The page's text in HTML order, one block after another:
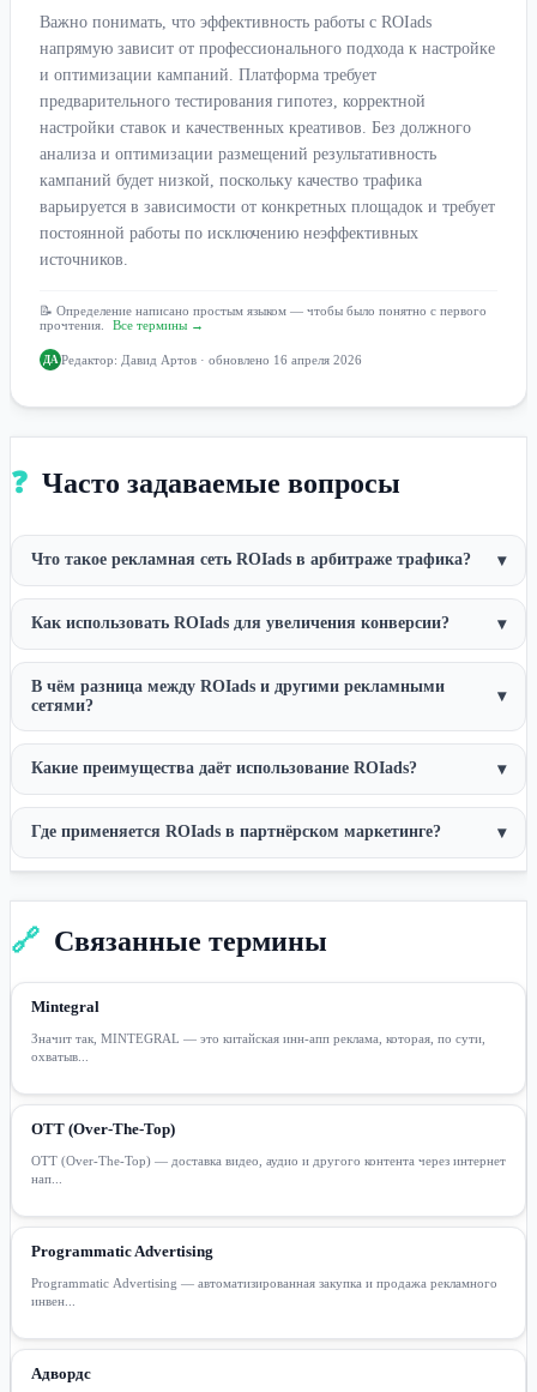
Важно понимать, что эффективность работы с ROIads
напрямую зависит от профессионального подхода к настройке
и оптимизации кампаний. Платформа требует
предварительного тестирования гипотез, корректной
настройки ставок и качественных креативов. Без должного
анализа и оптимизации размещений результативность
кампаний будет низкой, поскольку качество трафика
варьируется в зависимости от конкретных площадок и требует
постоянной работы по исключению неэффективных
источников.
📝 Определение написано простым языком — чтобы было понятно с первого
прочтения.
Все термины →
ДА Редактор: Давид Артов · обновлено 16 апреля 2026
❓ Часто задаваемые вопросы
Что такое рекламная сеть ROIads в арбитраже трафика? ▾
Как использовать ROIads для увеличения конверсии? ▾
В чём разница между ROIads и другими рекламными
сетями?
▾
Какие преимущества даёт использование ROIads? ▾
Где применяется ROIads в партнёрском маркетинге? ▾
🔗 Связанные термины
Mintegral
Значит так, MINTEGRAL — это китайская инн-апп реклама, которая, по сути,
охватыв...
OTT (Over-The-Top)
OTT (Over-The-Top) — доставка видео, аудио и другого контента через интернет
нап...
Programmatic Advertising
Programmatic Advertising — автоматизированная закупка и продажа рекламного
инвен...
Адвордс